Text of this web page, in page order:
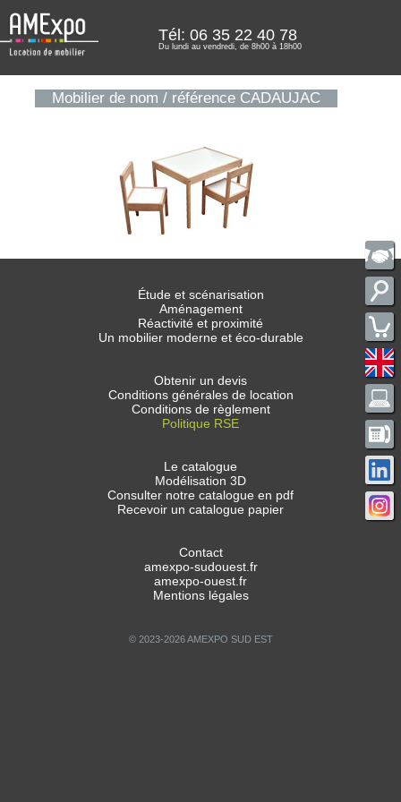
Tél: 06 35 22 40 78
Du lundi au vendredi, de 8h00 à 18h00
Mobilier de nom / référence CADAUJAC
Étude et scénarisation
Aménagement
Réactivité et proximité
Un mobilier moderne et éco-durable
Obtenir un devis
Conditions générales de location
Conditions de règlement
Politique RSE
Le catalogue
Modélisation 3D
Consulter notre catalogue en pdf
Recevoir un catalogue papier
Contact
amexpo-sudouest.fr
amexpo-ouest.fr
Mentions légales
© 2023-2026 AMEXPO SUD EST